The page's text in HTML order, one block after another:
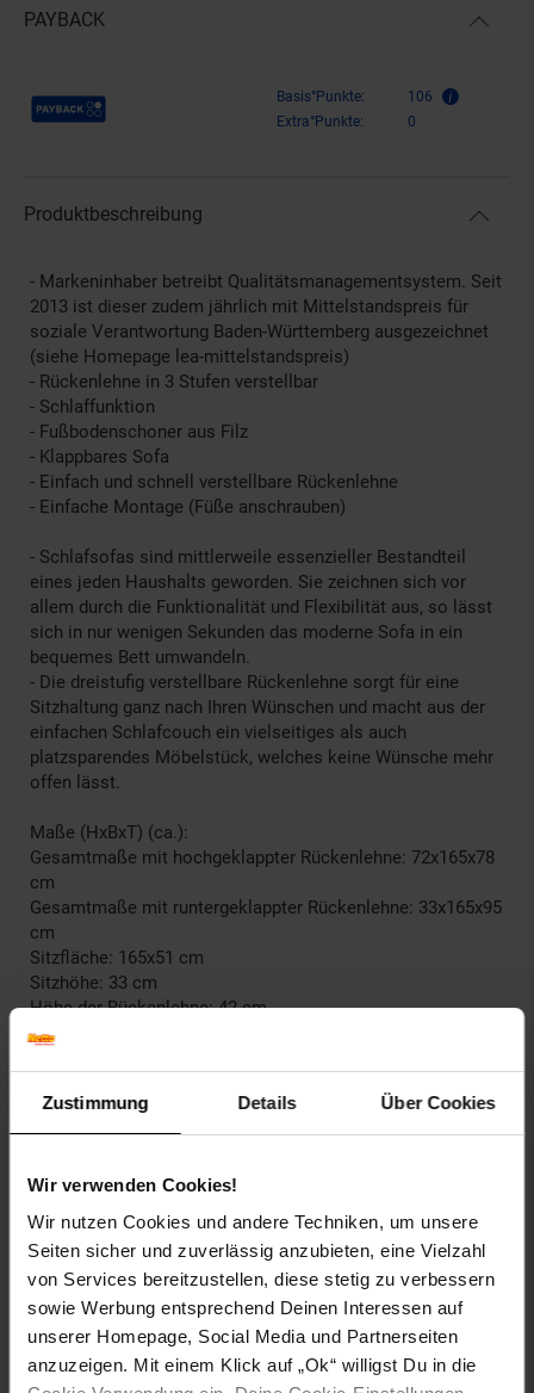
Zustimmung Details Über Cookies
Wir verwenden Cookies!
Wir nutzen Cookies und andere Techniken, um unsere
Seiten sicher und zuverlässig anzubieten, eine Vielzahl
von Services bereitzustellen, diese stetig zu verbessern
sowie Werbung entsprechend Deinen Interessen auf
unserer Homepage, Social Media und Partnerseiten
anzuzeigen. Mit einem Klick auf „Ok“ willigst Du in die
PAYBACK
Payback Punkte Basis°Punkte:
106
Extra°Punkte:
0
Produktbeschreibung
- Markeninhaber betreibt Qualitätsmanagementsystem. Seit
2013 ist dieser zudem jährlich mit Mittelstandspreis für
soziale Verantwortung Baden-Württemberg ausgezeichnet
(siehe Homepage lea-mittelstandspreis)
- Rückenlehne in 3 Stufen verstellbar
- Schlaffunktion
- Fußbodenschoner aus Filz
- Klappbares Sofa
- Einfach und schnell verstellbare Rückenlehne
- Einfache Montage (Füße anschrauben)
- Schlafsofas sind mittlerweile essenzieller Bestandteil
eines jeden Haushalts geworden. Sie zeichnen sich vor
allem durch die Funktionalität und Flexibilität aus, so lässt
sich in nur wenigen Sekunden das moderne Sofa in ein
bequemes Bett umwandeln.
- Die dreistufig verstellbare Rückenlehne sorgt für eine
Sitzhaltung ganz nach Ihren Wünschen und macht aus der
einfachen Schlafcouch ein vielseitiges als auch
platzsparendes Möbelstück, welches keine Wünsche mehr
offen lässt.
Maße (HxBxT) (ca.):
Gesamtmaße mit hochgeklappter Rückenlehne: 72x165x78
cm
Gesamtmaße mit runtergeklappter Rückenlehne: 33x165x95
cm
Sitzfläche: 165x51 cm
Sitzhöhe: 33 cm
Höhe der Rückenlehne: 42 cm
Polsterdicke: 4 cm
Material:
Bezug: Stoff/Textil (100% Polyester)
selbst relaxen möchte - mit diesen vielseitigen
Möbelstücken haben Sie die passende Antwort auf jede
Situation. Wenn die Müdigkeit dann doch einmal zuschlägt,
kann die Lehne in kürzester Zeit komplett nach unten
geklappt werden. Dieses Sofa besticht durch schlichte
Eleganz und hohe Funktionalität. Dieses kleine
Raumwunder spart nicht nur Platz, sondern auch Zeit, Geld